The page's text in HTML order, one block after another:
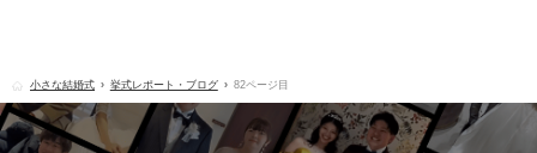
小さな結婚式 挙式レポート・ブログ 82ページ目